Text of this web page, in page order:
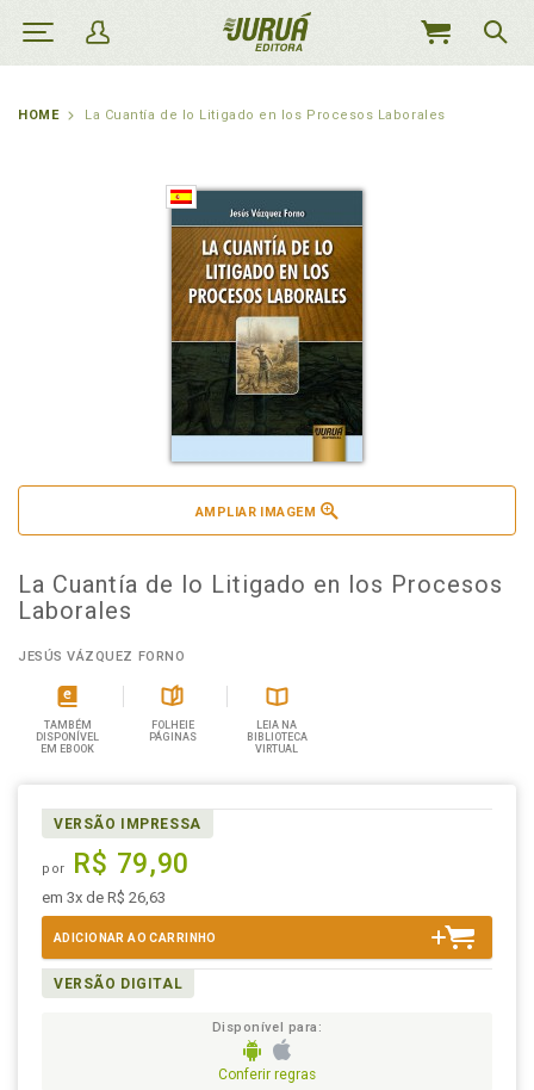
MEU
HOME La Cuantía de lo Litigado en los Procesos Laborales
AMPLIAR IMAGEM
La Cuantía de lo Litigado en los Procesos
Laborales
JESÚS VÁZQUEZ FORNO
TAMBÉM
DISPONÍVEL
EM EBOOK
FOLHEIE
PÁGINAS
LEIA NA
BIBLIOTECA
VIRTUAL
VERSÃO IMPRESSA
por R$ 79,90
em 3x de R$ 26,63
ADICIONAR AO CARRINHO
VERSÃO DIGITAL
Disponível para:
Conferir regras